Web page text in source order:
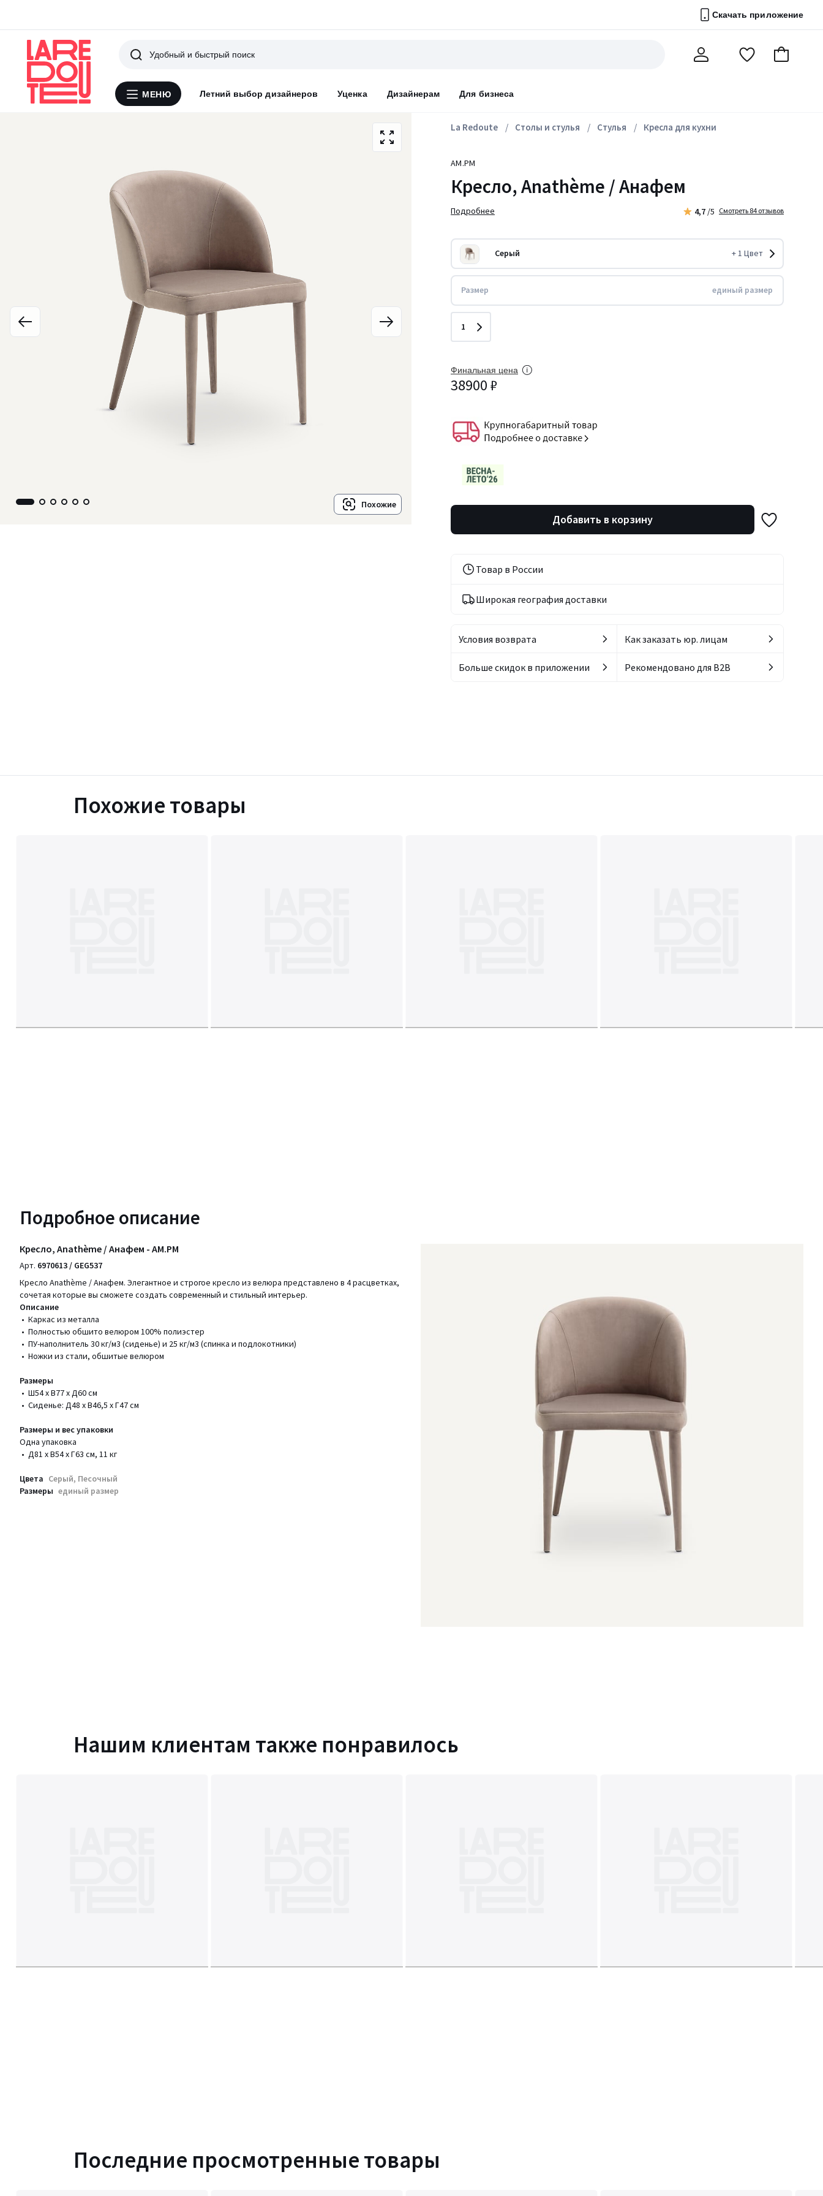
Скачать приложение
Меню
МЕНЮ Летний выбор дизайнеров Уценка Дизайнерам Для бизнеса
Поиск
ПерейтиВ
Похожие
La Redoute Столы и стулья Стулья Кресла для кухни
AM.PM
Кресло, Anathème / Анафем
Подробнее 4,7 /5 Смотреть 84 отзывов
Серый +1 Цвет
Размер единый размер
Количество
1
Финальная цена
38900 ₽
Добавить в корзину
Товар в России
Широкая география доставки
Условия возврата Как заказать юр. лицам
Больше скидок в приложении Рекомендовано для B2B
Похожие товары
Подробное описание
Кресло, Anathème / Анафем - AM.PM
Арт. 6970613 / GEG537
Кресло Anathème / Анафем. Элегантное и строгое кресло из велюра представлено в 4 расцветках,
сочетая которые вы сможете создать современный и стильный интерьер.
Описание
• Каркас из металла
• Полностью обшито велюром 100% полиэстер
• ПУ-наполнитель 30 кг/м3 (сиденье) и 25 кг/м3 (спинка и подлокотники)
• Ножки из стали, обшитые велюром
Размеры
• Ш54 x В77 x Д60 см
• Сиденье: Д48 x В46,5 x Г47 см
Размеры и вес упаковки
Одна упаковка
• Д81 x В54 x Г63 см, 11 кг
Цвета Серый, Песочный
Размеры единый размер
Нашим клиентам также понравилось
Последние просмотренные товары